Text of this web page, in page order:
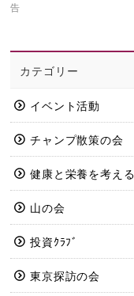
告
カテゴリー
イベント活動
チャンプ散策の会
健康と栄養を考え
山の会
投資ｸﾗﾌﾞ
東京探訪の会